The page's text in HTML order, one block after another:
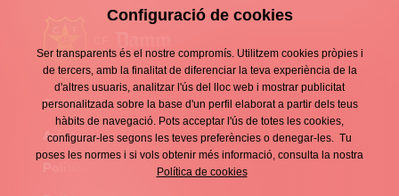
Enllaços
d'interès
Contacte
Footer
Avís legal
Política de privacitat
Configuració de cookies
Ser transparents és el nostre compromís. Utilitzem cookies pròpies i
de tercers, amb la finalitat de diferenciar la teva experiència de la
d'altres usuaris, analitzar l'ús del lloc web i mostrar publicitat
personalitzada sobre la base d'un perfil elaborat a partir dels teus
hàbits de navegació. Pots acceptar l'ús de totes les cookies,
configurar-les segons les teves preferències o denegar-les. Tu
poses les normes i si vols obtenir més informació, consulta la nostra
Política de cookies